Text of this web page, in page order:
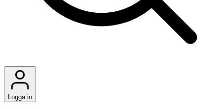
Logga in